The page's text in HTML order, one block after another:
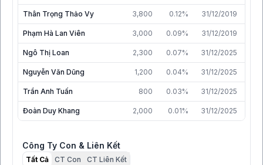
Thân Trọng Thảo Vy 3,800 0.12% 31/12/2019
Phạm Hà Lan Viên 3,000 0.09% 31/12/2019
Ngô Thị Loan 2,300 0.07% 31/12/2025
Nguyễn Văn Dũng 1,200 0.04% 31/12/2025
Trần Anh Tuấn 800 0.03% 31/12/2025
Đoàn Duy Khang 2,000 0.01% 31/12/2025
Công Ty Con & Liên Kết
Tất Cả CT Con CT Liên Kết